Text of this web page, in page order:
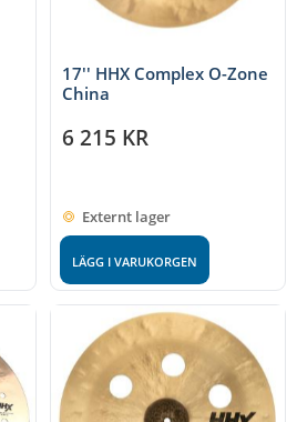
17'' HHX Complex O-Zone
China
6 215 KR
Externt lager
LÄGG I VARUKORGEN